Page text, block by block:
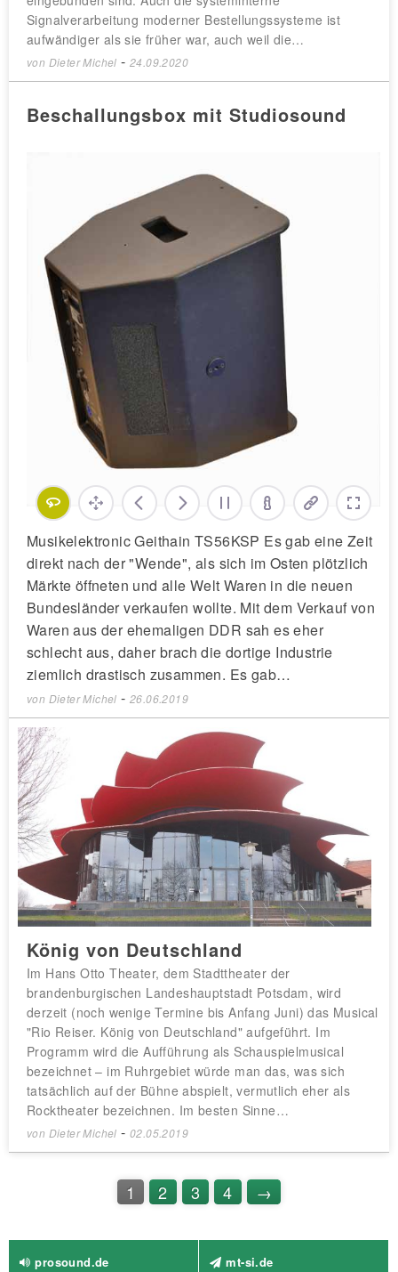
Signalverarbeitung moderner Bestellungssysteme ist
aufwändiger als sie früher war, auch weil die…
von Dieter Michel -24.09.2020
Beschallungsbox mit Studiosound
Musikelektronic Geithain TS56KSP Es gab eine Zeit
direkt nach der "Wende", als sich im Osten plötzlich
Märkte öffneten und alle Welt Waren in die neuen
Bundesländer verkaufen wollte. Mit dem Verkauf von
Waren aus der ehemaligen DDR sah es eher
schlecht aus, daher brach die dortige Industrie
ziemlich drastisch zusammen. Es gab…
von Dieter Michel -26.06.2019
König von Deutschland
Im Hans Otto Theater, dem Stadttheater der
brandenburgischen Landeshauptstadt Potsdam, wird
derzeit (noch wenige Termine bis Anfang Juni) das Musical
"Rio Reiser. König von Deutschland" aufgeführt. Im
Programm wird die Aufführung als Schauspielmusical
bezeichnet – im Ruhrgebiet würde man das, was sich
tatsächlich auf der Bühne abspielt, vermutlich eher als
Rocktheater bezeichnen. Im besten Sinne…
von Dieter Michel -02.05.2019
1 2 3 4 →
prosound.de mt-si.de